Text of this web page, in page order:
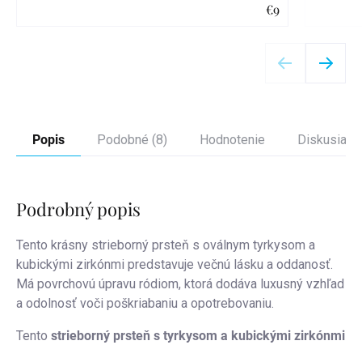
€9
Popis Podobné (8) Hodnotenie Diskusia
Podrobný popis
Tento krásny strieborný prsteň s oválnym tyrkysom a
kubickými zirkónmi predstavuje večnú lásku a oddanosť.
Má povrchovú úpravu ródiom, ktorá dodáva luxusný vzhľad
a odolnosť voči poškriabaniu a opotrebovaniu.
Tento strieborný prsteň s tyrkysom a kubickými zirkónmi